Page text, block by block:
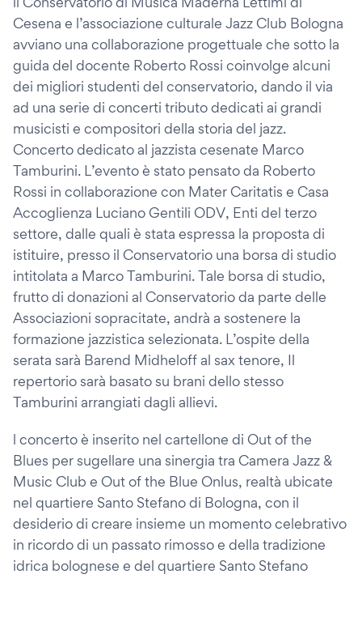
Cesena e l’associazione culturale Jazz Club Bologna
avviano una collaborazione progettuale che sotto la
guida del docente Roberto Rossi coinvolge alcuni
dei migliori studenti del conservatorio, dando il via
ad una serie di concerti tributo dedicati ai grandi
musicisti e compositori della storia del jazz.
Concerto dedicato al jazzista cesenate Marco
Tamburini. L’evento è stato pensato da Roberto
Rossi in collaborazione con Mater Caritatis e Casa
Accoglienza Luciano Gentili ODV, Enti del terzo
settore, dalle quali è stata espressa la proposta di
istituire, presso il Conservatorio una borsa di studio
intitolata a Marco Tamburini. Tale borsa di studio,
frutto di donazioni al Conservatorio da parte delle
Associazioni sopracitate, andrà a sostenere la
formazione jazzistica selezionata. L’ospite della
serata sarà Barend Midheloff al sax tenore, Il
repertorio sarà basato su brani dello stesso
Tamburini arrangiati dagli allievi.
l concerto è inserito nel cartellone di Out of the
Blues per sugellare una sinergia tra Camera Jazz &
Music Club e Out of the Blue Onlus, realtà ubicate
nel quartiere Santo Stefano di Bologna, con il
desiderio di creare insieme un momento celebrativo
in ricordo di un passato rimosso e della tradizione
idrica bolognese e del quartiere Santo Stefano